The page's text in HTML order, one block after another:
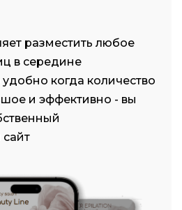
разместить любое
в середине
когда количество
и эффективно - вы